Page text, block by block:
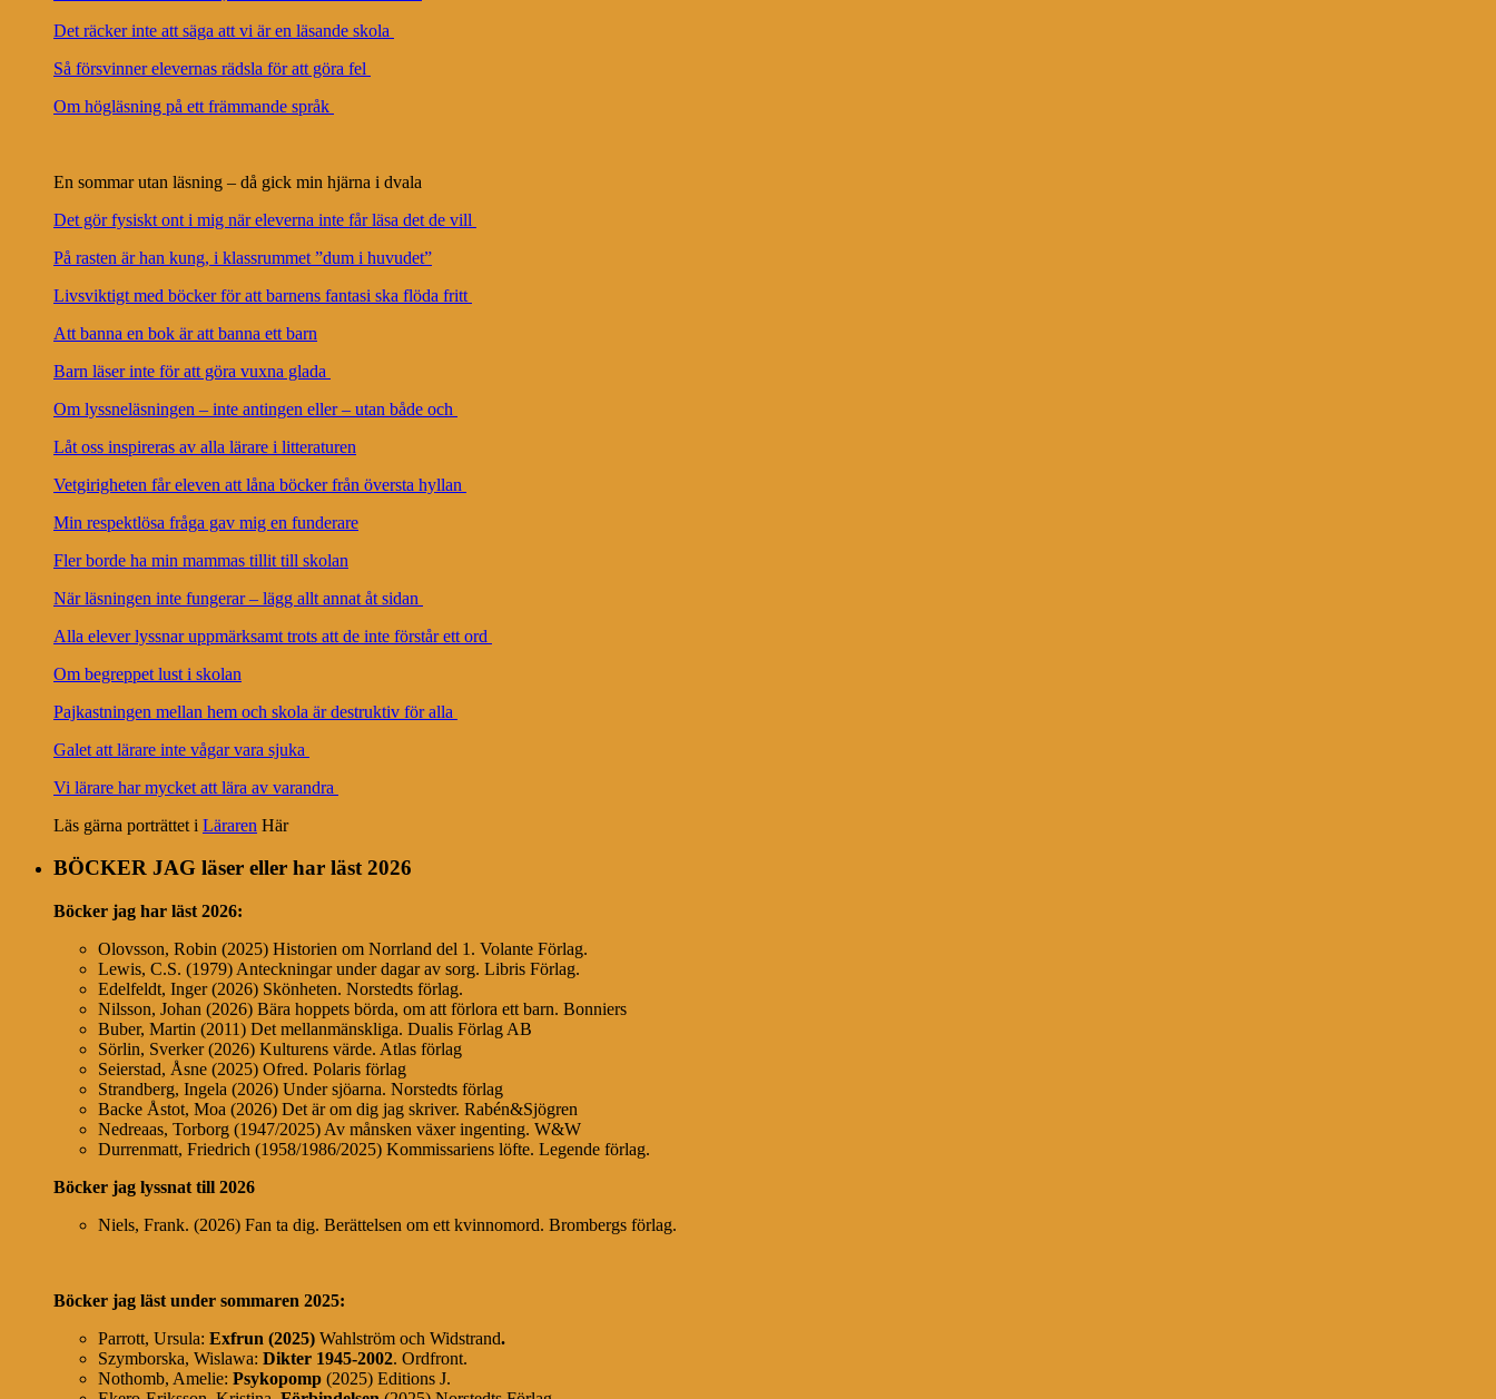
Det räcker inte att säga att vi är en läsande skola
Så försvinner elevernas rädsla för att göra fel
Om högläsning på ett främmande språk
En sommar utan läsning – då gick min hjärna i dvala
Det gör fysiskt ont i mig när eleverna inte får läsa det de vill
På rasten är han kung, i klassrummet ”dum i huvudet”
Livsviktigt med böcker för att barnens fantasi ska flöda fritt
Att banna en bok är att banna ett barn
Barn läser inte för att göra vuxna glada
Om lyssneläsningen – inte antingen eller – utan både och
Låt oss inspireras av alla lärare i litteraturen
Vetgirigheten får eleven att låna böcker från översta hyllan
Min respektlösa fråga gav mig en funderare
Fler borde ha min mammas tillit till skolan
När läsningen inte fungerar – lägg allt annat åt sidan
Alla elever lyssnar uppmärksamt trots att de inte förstår ett ord
Om begreppet lust i skolan
Pajkastningen mellan hem och skola är destruktiv för alla
Galet att lärare inte vågar vara sjuka
Vi lärare har mycket att lära av varandra
Läs gärna porträttet i Läraren Här
BÖCKER JAG läser eller har läst 2026
Böcker jag har läst 2026:
Olovsson, Robin (2025) Historien om Norrland del 1. Volante Förlag.
Lewis, C.S. (1979) Anteckningar under dagar av sorg. Libris Förlag.
Edelfeldt, Inger (2026) Skönheten. Norstedts förlag.
Nilsson, Johan (2026) Bära hoppets börda, om att förlora ett barn. Bonniers
Buber, Martin (2011) Det mellanmänskliga. Dualis Förlag AB
Sörlin, Sverker (2026) Kulturens värde. Atlas förlag
Seierstad, Åsne (2025) Ofred. Polaris förlag
Strandberg, Ingela (2026) Under sjöarna. Norstedts förlag
Backe Åstot, Moa (2026) Det är om dig jag skriver. Rabén&Sjögren
Nedreaas, Torborg (1947/2025) Av månsken växer ingenting. W&W
Durrenmatt, Friedrich (1958/1986/2025) Kommissariens löfte. Legende förlag.
Böcker jag lyssnat till 2026
Niels, Frank. (2026) Fan ta dig. Berättelsen om ett kvinnomord. Brombergs förlag.
Böcker jag läst under sommaren 2025:
Parrott, Ursula: Exfrun (2025) Wahlström och Widstrand.
Szymborska, Wislawa: Dikter 1945-2002. Ordfront.
Nothomb, Amelie: Psykopomp (2025) Editions J.